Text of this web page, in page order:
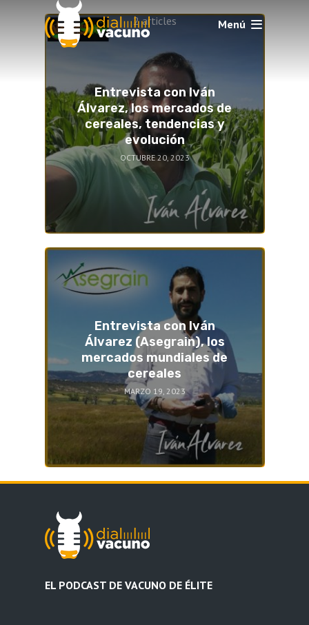
Menú
2 articles
Entrevista con Iván
Álvarez, los mercados de
cereales, tendencias y
evolución
OCTUBRE 20, 2023
Entrevista con Iván
Álvarez (Asegrain), los
mercados mundiales de
cereales
MARZO 19, 2023
EL PODCAST DE VACUNO DE ÉLITE